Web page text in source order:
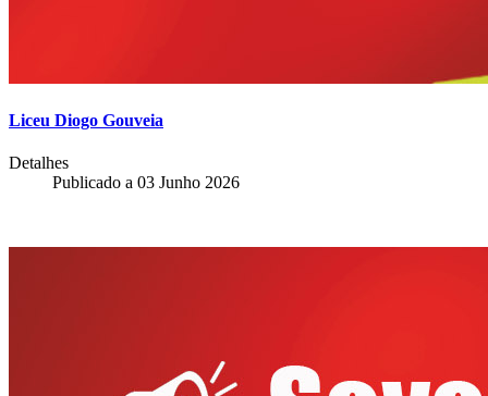
Liceu Diogo Gouveia
Detalhes
Publicado a 03 Junho 2026